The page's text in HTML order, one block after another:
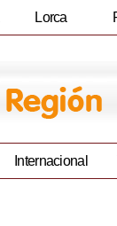
Lorca
Internacional